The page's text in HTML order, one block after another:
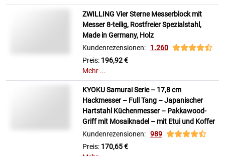
ZWILLING Vier Sterne Messerblock mit
Messer 8-teilig, Rostfreier Spezialstahl,
Made in Germany, Holz
Kundenrezensionen: 1.260
Preis: 196,92 €
Mehr ...
KYOKU Samurai Serie – 17,8 cm
Hackmesser – Full Tang – Japanischer
Hartstahl Küchenmesser – Pakkawood-
Griff mit Mosaiknadel – mit Etui und Koffer
Kundenrezensionen: 989
Preis: 170,65 €